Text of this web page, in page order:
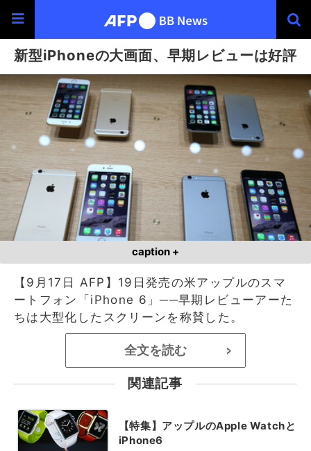
新型iPhoneの大画面、早期レビューは好評
caption +
【9月17日 AFP】19日発売の米アップルのスマ
ートフォン「iPhone 6」──早期レビューアーた
ちは大型化したスクリーンを称賛した。
全文を読む >
関連記事
【特集】アップルのApple Watchと
iPhone6